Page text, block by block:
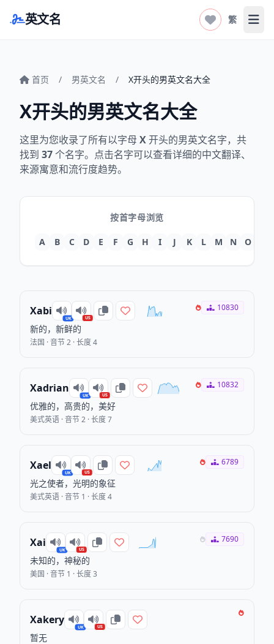
英文名 繁 打
首页 / 男英文名 / X开头的男英文名大全
X开头的男英文名大全
这里为您收录了所有以字母 X开头的男英文名字，共
找到 37个名字。点击名字可以查看详细的中文翻译、
来源寓意和流行度趋势。
按首字母浏览
A B C D E F G H I J K L M N O
Xabi
UK US
新的，新鲜的
法国 · 音节 2 · 长度 4
10830
Xadrian
UK US
优雅的，高贵的，美好
美式英语 · 音节 2 · 长度 7
10832
Xael
UK US
光之使者，光明的象征
美式英语 · 音节 1 · 长度 4
6789
Xai
UK US
未知的，神秘的
美国 · 音节 1 · 长度 3
7690
Xakery
UK US
暂无